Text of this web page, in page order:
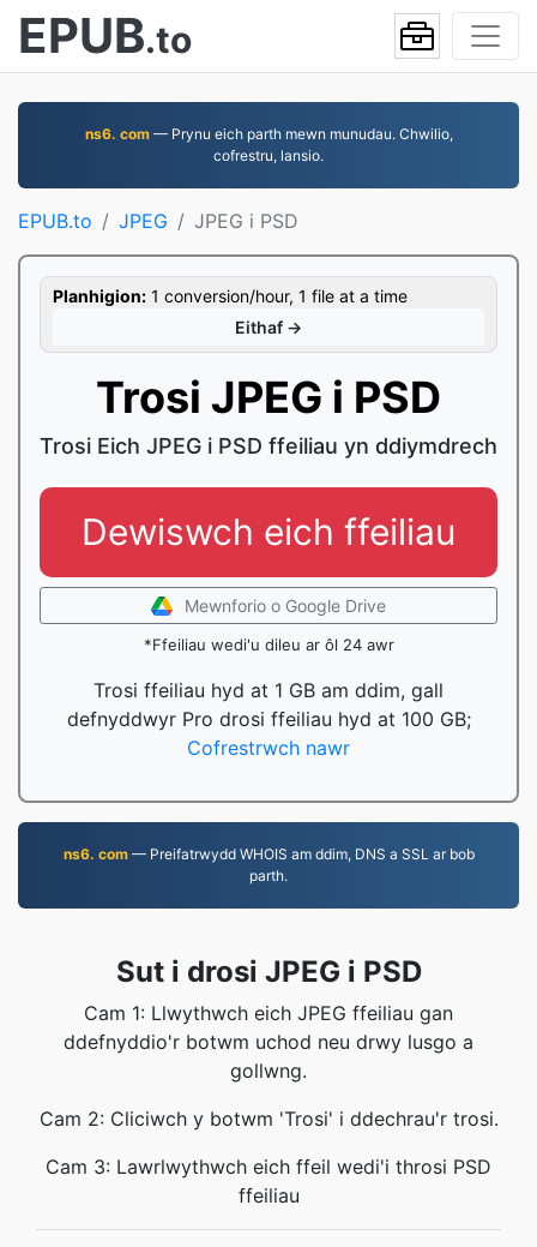
EPUB.to
ns6. com— Prynu eich parth mewn munudau. Chwilio,
cofrestru, lansio.
EPUB.to JPEG JPEG i PSD
Planhigion: 1 conversion/hour, 1 file at a time
Eithaf →
Trosi JPEG i PSD
Trosi Eich JPEG i PSD ffeiliau yn ddiymdrech
Dewiswch eich ffeiliau
Mewnforio o Google Drive
*Ffeiliau wedi'u dileu ar ôl 24 awr
Trosi ffeiliau hyd at 1 GB am ddim, gall
defnyddwyr Pro drosi ffeiliau hyd at 100 GB;
Cofrestrwch nawr
ns6. com— Preifatrwydd WHOIS am ddim, DNS a SSL ar bob
parth.
Sut i drosi JPEG i PSD
Cam 1: Llwythwch eich JPEG ffeiliau gan
ddefnyddio'r botwm uchod neu drwy lusgo a
gollwng.
Cam 2: Cliciwch y botwm 'Trosi' i ddechrau'r trosi.
Cam 3: Lawrlwythwch eich ffeil wedi'i throsi PSD
ffeiliau